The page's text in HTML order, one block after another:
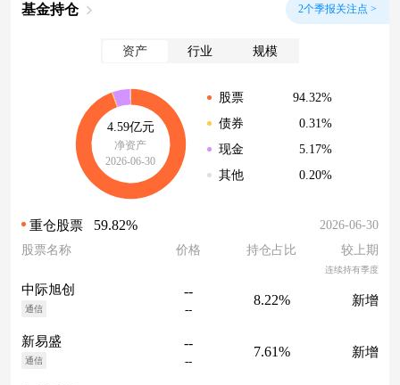
基金持仓 2个季报关注点 >
资产 行业 规模
4.59亿元
净资产
2026-06-30
股票
94.32%
债券
0.31%
现金
5.17%
其他
0.20%
重仓股票 59.82%
2026-06-30
股票名称
价格 持仓占比 较上期
连续持有季度
中际旭创
通信
--
--
8.22% 新增
新易盛
通信
--
--
7.61% 新增